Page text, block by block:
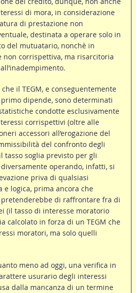
di mora, in considerazione
di prestazione non
destinata a operare solo in
del mutuatario, nonchè in
non corrispettiva, ma risarcitoria
il TEGM, e conseguentemente
primo dipende, sono determinati
condotte esclusivamente
corrispettivi (oltre alle
accessori all’erogazione del
del confronto degli
tasso soglia previsto per gli
operando, infatti, si
priva di qualsiasi
logica, prima ancora che
di raffrontare fra di
(il tasso di interesse moratorio
calcolato in forza di un TEGM che
moratori, ma solo quelli
meno ad oggi, una verifica in
usurario degli interessi
dalla mancanza di un termine